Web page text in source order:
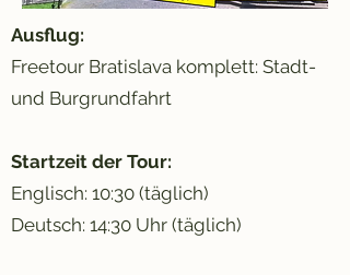
Ausflug:
Freetour Bratislava komplett: Stadt-
und Burgrundfahrt
Startzeit der Tour:
Englisch: 10:30 (täglich)
Deutsch: 14:30 Uhr (täglich)